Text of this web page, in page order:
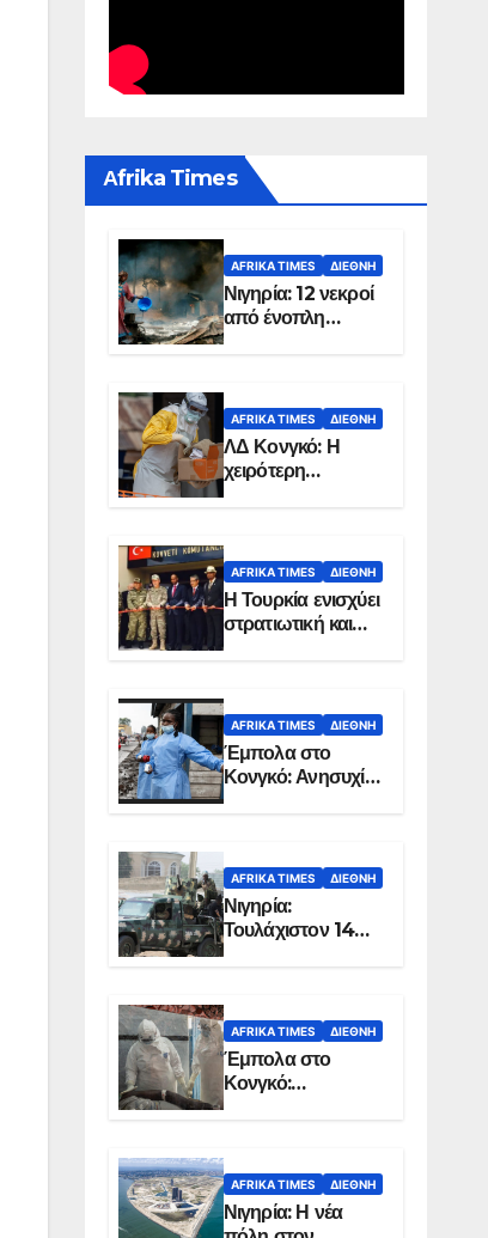
Αfrika Times
AFRIKA TIMES ΔΙΕΘΝΉ
Νιγηρία: 12 νεκροί
από ένοπλη
επίθεση σε χωριό
AFRIKA TIMES ΔΙΕΘΝΉ
ΛΔ Κονγκό: Η
χειρότερη
επιδημία Έμπολα
χώρας
AFRIKA TIMES ΔΙΕΘΝΉ
Η Τουρκία ενισχύει
στρατιωτική και
ενεργειακή
Σομαλία
AFRIKA TIMES ΔΙΕΘΝΉ
Έμπολα στο
Κονγκό: Ανησυχία
για τη μεγάλη
AFRIKA TIMES ΔΙΕΘΝΉ
Νιγηρία:
Τουλάχιστον 14
νεκροί από
στην Οτούκπο
AFRIKA TIMES ΔΙΕΘΝΉ
Έμπολα στο
Κονγκό:
Ξεπέρασαν τους
AFRIKA TIMES ΔΙΕΘΝΉ
Νιγηρία: Η νέα